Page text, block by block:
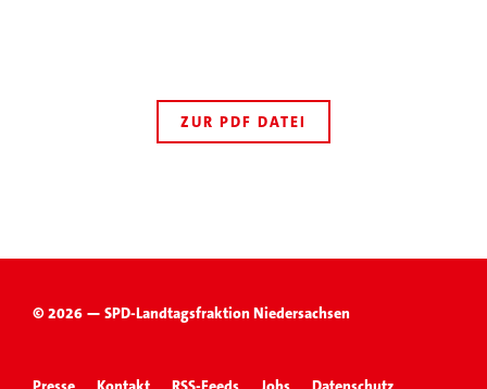
ZUR PDF DATEI
© 2026 — SPD-Landtagsfraktion Niedersachsen